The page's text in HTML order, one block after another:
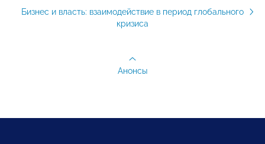
Бизнес и власть: взаимодействие в период глобального
кризиса
Анонсы